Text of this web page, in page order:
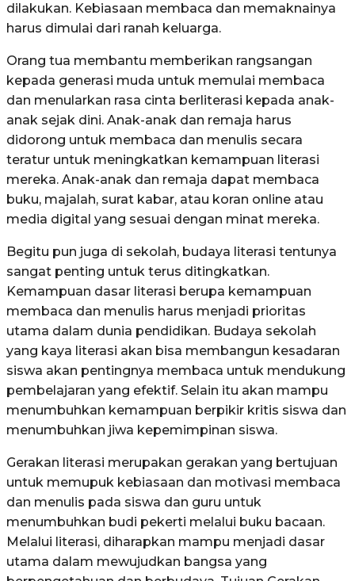
dilakukan. Kebiasaan membaca dan memaknainya
harus dimulai dari ranah keluarga.
Orang tua membantu memberikan rangsangan
kepada generasi muda untuk memulai membaca
dan menularkan rasa cinta berliterasi kepada anak-
anak sejak dini. Anak-anak dan remaja harus
didorong untuk membaca dan menulis secara
teratur untuk meningkatkan kemampuan literasi
mereka. Anak-anak dan remaja dapat membaca
buku, majalah, surat kabar, atau koran online atau
media digital yang sesuai dengan minat mereka.
Begitu pun juga di sekolah, budaya literasi tentunya
sangat penting untuk terus ditingkatkan.
Kemampuan dasar literasi berupa kemampuan
membaca dan menulis harus menjadi prioritas
utama dalam dunia pendidikan. Budaya sekolah
yang kaya literasi akan bisa membangun kesadaran
siswa akan pentingnya membaca untuk mendukung
pembelajaran yang efektif. Selain itu akan mampu
menumbuhkan kemampuan berpikir kritis siswa dan
menumbuhkan jiwa kepemimpinan siswa.
Gerakan literasi merupakan gerakan yang bertujuan
untuk memupuk kebiasaan dan motivasi membaca
dan menulis pada siswa dan guru untuk
menumbuhkan budi pekerti melalui buku bacaan.
Melalui literasi, diharapkan mampu menjadi dasar
utama dalam mewujudkan bangsa yang